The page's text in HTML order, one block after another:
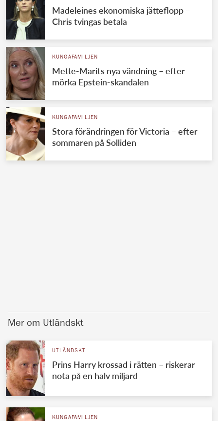
Madeleines ekonomiska jätteflopp –
Chris tvingas betala
KUNGAFAMILJEN
Mette-Marits nya vändning – efter
mörka Epstein-skandalen
KUNGAFAMILJEN
Stora förändringen för Victoria – efter
sommaren på Solliden
Mer om Utländskt
UTLÄNDSKT
Prins Harry krossad i rätten – riskerar
nota på en halv miljard
KUNGAFAMILJEN